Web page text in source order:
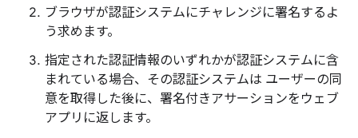
ブラウザが認証システムにチャレンジに署名するよ
う求めます。
指定された認証情報のいずれかが認証システムに含
まれている場合、その認証システムは ユーザーの同
意を取得した後に、署名付きアサーションをウェブ
アプリに返します。